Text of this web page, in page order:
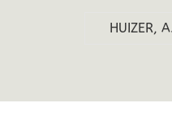
HUIZER,